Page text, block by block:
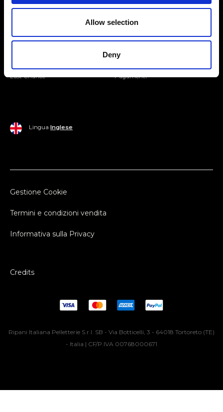
Allow selection
Deny
Mondo Ripani
Uomo
Last Chance
Mondo Ripani
Spedizione e Consegna
Policy di Reso
Pagamenti
Lingua Inglese
Gestione Cookie
Termini e condizioni vendita
Informativa sulla Privacy
Credits
Ripani Italiana Pelletterie S.r.l. SB - Via Botticelli, 3 - 64018 Tortoreto (TE)
- Italia | CF/P.IVA 00768000671